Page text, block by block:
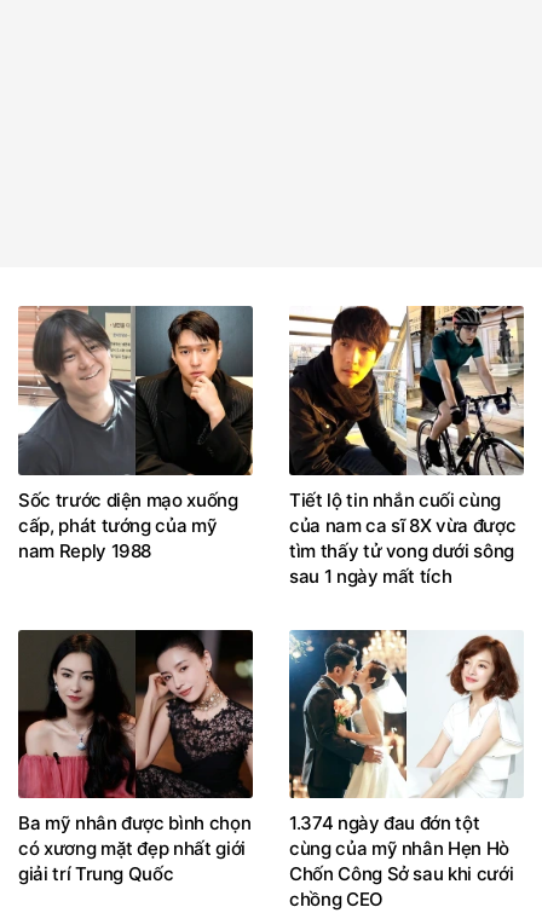
Sốc trước diện mạo xuống
cấp, phát tướng của mỹ
nam Reply 1988
Tiết lộ tin nhắn cuối cùng
của nam ca sĩ 8X vừa được
tìm thấy tử vong dưới sông
sau 1 ngày mất tích
Ba mỹ nhân được bình chọn
có xương mặt đẹp nhất giới
giải trí Trung Quốc
1.374 ngày đau đớn tột
cùng của mỹ nhân Hẹn Hò
Chốn Công Sở sau khi cưới
chồng CEO